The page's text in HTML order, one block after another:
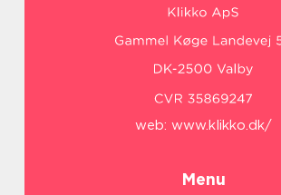
web: www.klikko.dk/
Menu